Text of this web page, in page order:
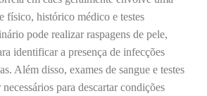
físico, histórico médico e testes
pode realizar raspagens de pele,
identificar a presença de infecções
Além disso, exames de sangue e testes
para descartar condições